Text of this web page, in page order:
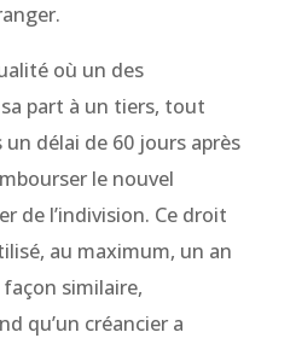
où un des
part à un tiers, tout
délai de 60 jours après
le nouvel
de l’indivision. Ce droit
au maximum, un an
façon similaire,
qu’un créancier a